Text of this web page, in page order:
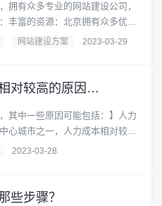
拥有众多专业的网站建设公司，
丰富的资源：北京拥有众多优秀
网站建设方案 2023-03-29
北京做网站的公司价格相对较高的原因分析！
其中一些原因可能包括：】人力
心城市之一，人力成本相对较
2023-03-28
些步骤？